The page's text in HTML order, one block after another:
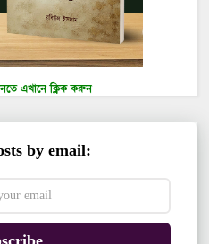
এখানে ক্লিক করুন
by email: